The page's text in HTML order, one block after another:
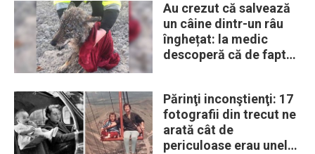
Au crezut că salvează
un câine dintr-un râu
înghețat: la medic
descoperă că de fapt
Părinţi inconştienţi: 17
fotografii din trecut ne
arată cât de
periculoase erau unele